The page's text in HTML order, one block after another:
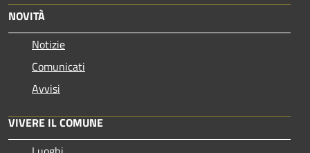
NOVITÀ
Notizie
Comunicati
Avvisi
VIVERE IL COMUNE